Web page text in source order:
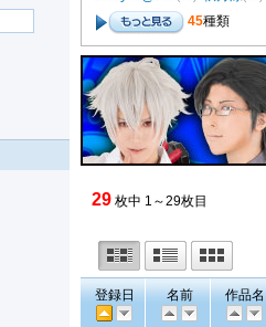
45種類
29 枚中 1～29枚目
登録日 名前 作品名